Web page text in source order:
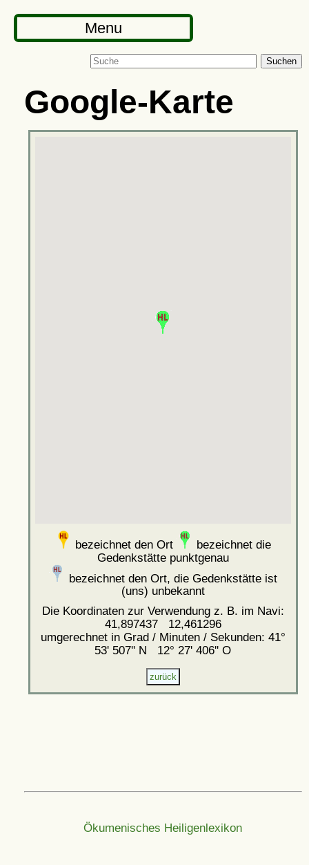
Menu
Suchen
Google-Karte
bezeichnet den Ort
bezeichnet die
Gedenkstätte punktgenau
bezeichnet den Ort, die Gedenkstätte ist
(uns) unbekannt
Die Koordinaten zur Verwendung z. B. im Navi:
41,897437 12,461296
umgerechnet in Grad / Minuten / Sekunden: 41°
53' 507'' N 12° 27' 406'' O
Ökumenisches Heiligenlexikon